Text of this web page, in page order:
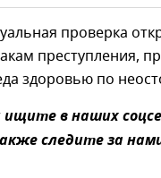
проверка
преступления,
здоровью по
в наших
следите за